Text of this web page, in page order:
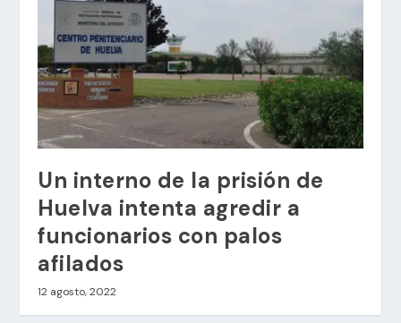
Un interno de la prisión de
Huelva intenta agredir a
funcionarios con palos
afilados
12 agosto, 2022